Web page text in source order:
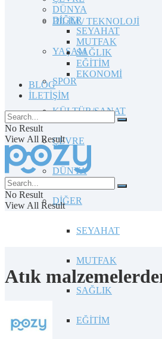
BİLİM / TEKNOLOJİ
YAŞAM
SPOR
KÜLTÜR/SANAT
ÇEVRE
DÜNYA
DİĞER
SEYAHAT
MUTFAK
SAĞLIK
EĞİTİM
DÜNYA
DİĞER
SEYAHAT
MUTFAK
SAĞLIK
EĞİTİM
EKONOMİ
BLOG
İLETİŞİM
No Result
View All Result
No Result
View All Result
Atık